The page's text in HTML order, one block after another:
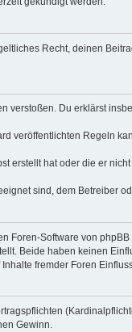
Recht, deinen
verstoßen. Du erklärst
veröffentlichten Regeln
erstellt hat oder die er
sind, dem Betreiber
Foren-Software von
Beide haben keinen
fremder Foren
Gewinn.